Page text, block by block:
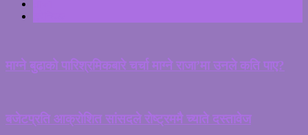
माग्ने बुढाको पारिश्रमिकबारे चर्चा माग्ने राजा’मा उनले कति पाए?
बजेटप्रति आक्रोशित सांसदले रोष्ट्रममै च्याते दस्तावेज